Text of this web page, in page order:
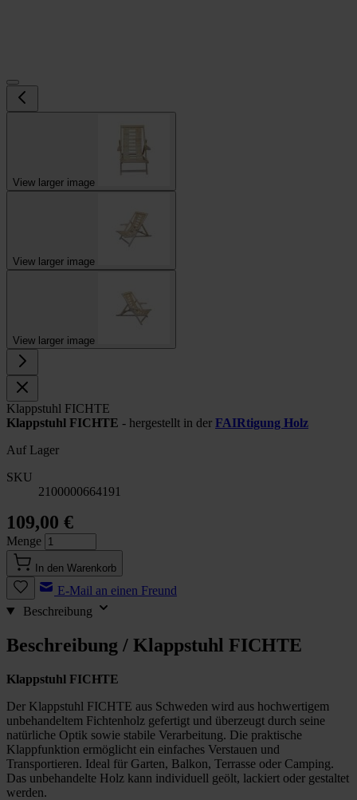
View larger image
View larger image
View larger image
Klappstuhl FICHTE
Klappstuhl FICHTE - hergestellt in der FAIRtigung Holz
Auf Lager
SKU
2100000664191
109,00 €
Menge
In den Warenkorb
E-Mail an einen Freund
Beschreibung
Beschreibung / Klappstuhl FICHTE
Klappstuhl FICHTE
Der Klappstuhl FICHTE aus Schweden wird aus hochwertigem
unbehandeltem Fichtenholz gefertigt und überzeugt durch seine
natürliche Optik sowie stabile Verarbeitung. Die praktische
Klappfunktion ermöglicht ein einfaches Verstauen und
Transportieren. Ideal für Garten, Balkon, Terrasse oder Camping.
Das unbehandelte Holz kann individuell geölt, lackiert oder gestaltet
werden.